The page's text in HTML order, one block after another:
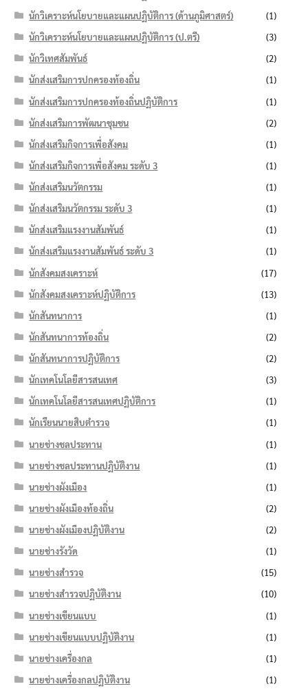
นักวิเคราะห์นโยบายและแผนปฏิบัติการ (ด้านภูมิศาสตร์)
(1)
นักวิเคราะห์นโยบายและแผนปฏิบัติการ (ป.ตรี)
(3)
นักวิเทศสัมพันธ์
(2)
นักส่งเสริมการปกครองท้องถิ่น
(1)
นักส่งเสริมการปกครองท้องถิ่นปฏิบัติการ
(1)
นักส่งเสริมการพัฒนาชุมชน
(2)
นักส่งเสริมกิจการเพื่อสังคม
(1)
นักส่งเสริมกิจการเพื่อสังคม ระดับ 3
(1)
นักส่งเสริมนวัตกรรม
(1)
นักส่งเสริมนวัตกรรม ระดับ 3
(1)
นักส่งเสริมแรงงานสัมพันธ์
(1)
นักส่งเสริมแรงงานสัมพันธ์ ระดับ 3
(1)
นักสังคมสงเคราะห์
(17)
นักสังคมสงเคราะห์ปฏิบัติการ
(13)
นักสันทนาการ
(1)
นักสันทนาการท้องถิ่น
(2)
นักสันทนาการปฏิบัติการ
(2)
นักเทคโนโลยีสารสนเทศ
(3)
นักเทคโนโลยีสารสนเทศปฏิบัติการ
(1)
นักเรียนนายสิบตำรวจ
(1)
นายช่างชลประทาน
(1)
นายช่างชลประทานปฏิบัติงาน
(1)
นายช่างผังเมือง
(1)
นายช่างผังเมืองท้องถิ่น
(2)
นายช่างผังเมืองปฏิบัติงาน
(2)
นายช่างรังวัด
(1)
นายช่างสำรวจ
(15)
นายช่างสำรวจปฏิบัติงาน
(10)
นายช่างเขียนแบบ
(1)
นายช่างเขียนแบบปฏิบัติงาน
(1)
นายช่างเครื่องกล
(1)
นายช่างเครื่องกลปฏิบัติงาน
(1)